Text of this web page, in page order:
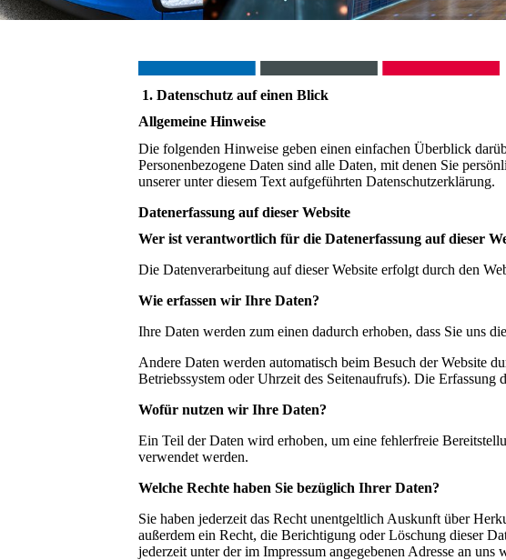
1. Datenschutz auf einen Blick
Allgemeine Hinweise
Die folgenden Hinweise geben einen einfachen Überblick
Personenbezogene Daten sind alle Daten, mit denen Sie
unserer unter diesem Text aufgeführten Datenschutzerklärung.
Datenerfassung auf dieser Website
Wer ist verantwortlich für die Datenerfassung auf dieser
Die Datenverarbeitung auf dieser Website erfolgt durch den
Wie erfassen wir Ihre Daten?
Ihre Daten werden zum einen dadurch erhoben, dass Sie uns
Andere Daten werden automatisch beim Besuch der Website
Betriebssystem oder Uhrzeit des Seitenaufrufs). Die Erfassung
Wofür nutzen wir Ihre Daten?
Ein Teil der Daten wird erhoben, um eine fehlerfreie
verwendet werden.
Welche Rechte haben Sie bezüglich Ihrer Daten?
Sie haben jederzeit das Recht unentgeltlich Auskunft über
außerdem ein Recht, die Berichtigung oder Löschung dieser
jederzeit unter der im Impressum angegebenen Adresse an